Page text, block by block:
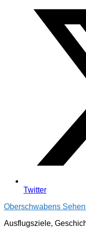
Twitter
Oberschwabens
Ausflugsziele,